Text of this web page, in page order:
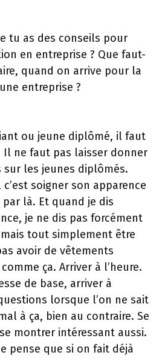
tu as des conseils pour
en entreprise ? Que faut-
quand on arrive pour la
entreprise ?
ou jeune diplômé, il faut
Il ne faut pas laisser donner
sur les jeunes diplômés.
soigner son apparence
par là. Et quand je dis
je ne dis pas forcément
tout simplement être
avoir de vêtements
ça. Arriver à l’heure.
de base, arriver à
lorsque l’on ne sait
à ça, bien au contraire. Se
montrer intéressant aussi.
pense que si on fait déjà